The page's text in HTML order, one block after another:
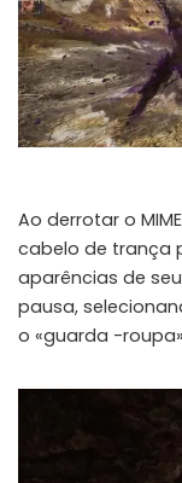
Ao derrotar o
cabelo de trança
aparências de
pausa,
o «guarda -